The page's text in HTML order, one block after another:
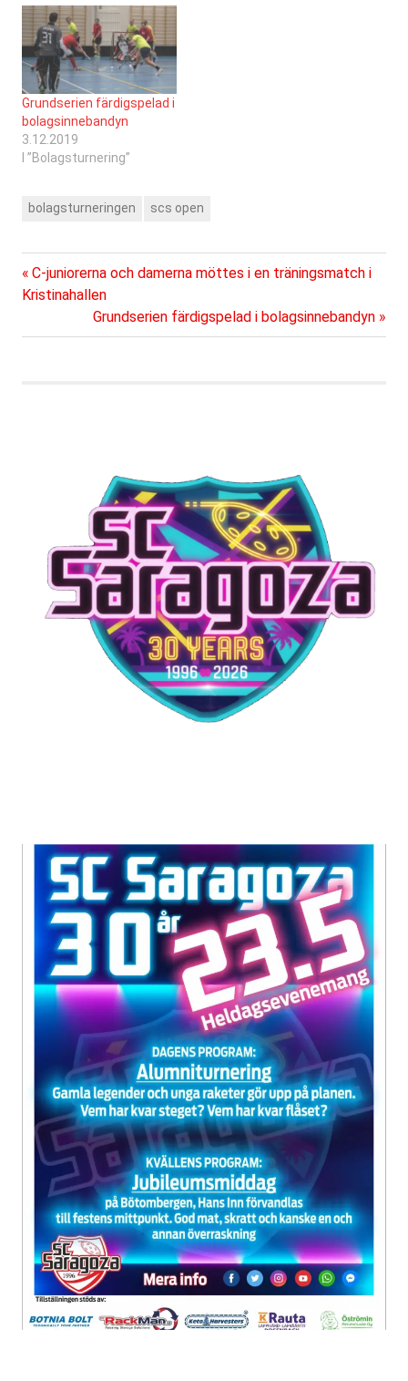
Grundserien färdigspelad i
bolagsinnebandyn
3.12.2019
I ”Bolagsturnering”
bolagsturneringen scs open
Inläggsnavigering
Föregående
inlägg:
C-juniorerna och damerna möttes i en träningsmatch i
Kristinahallen
Nästa
inlägg:
Grundserien färdigspelad i bolagsinnebandyn